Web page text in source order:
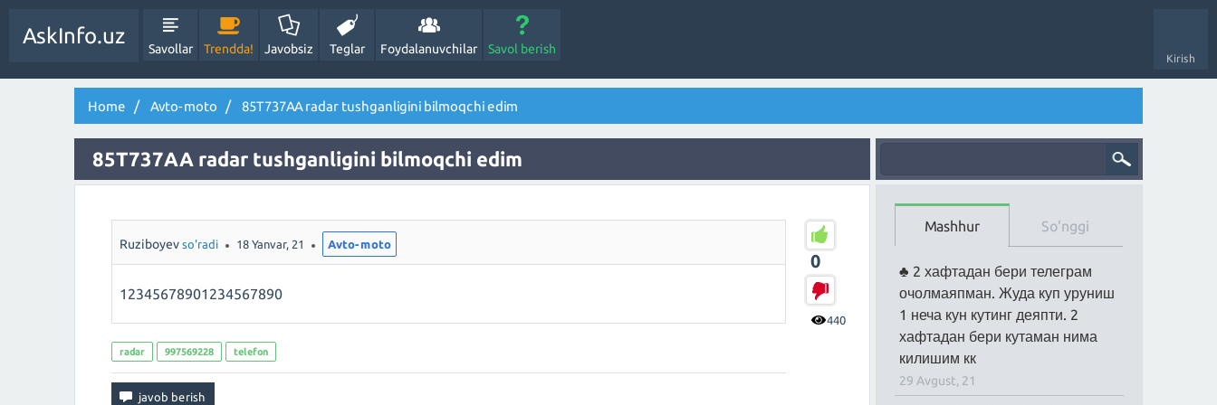
Kirish
AskInfo.uz
Savollar Trendda! Javobsiz Teglar Foydalanuvchilar Savol berish
Home Avto-moto 85T737AA radar tushganligini bilmoqchi edim
85T737AA radar tushganligini bilmoqchi edim
0
440
Ruziboyev so'radi 18 Yanvar, 21 Avto-moto
12345678901234567890
radar 997569228 telefon
Mashhur So'nggi
2 хафтадан бери телеграм
очолмаяпман. Жуда куп уруниш
1 неча кун кутинг деяпти. 2
хафтадан бери кутаман нима
килишим кк
29 Avgust, 21